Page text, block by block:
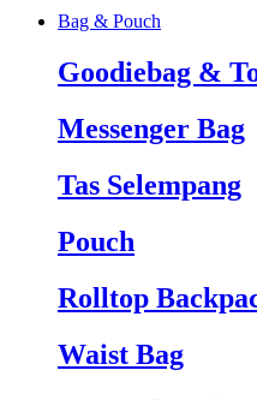
Bag & Pouch
Goodiebag &
Messenger Bag
Tas Selempang
Pouch
Rolltop
Waist Bag